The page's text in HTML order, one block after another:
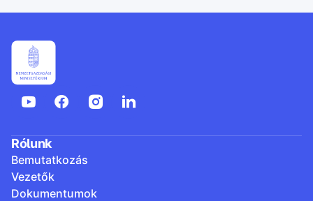
Rólunk
Bemutatkozás
Vezetők
Dokumentumok